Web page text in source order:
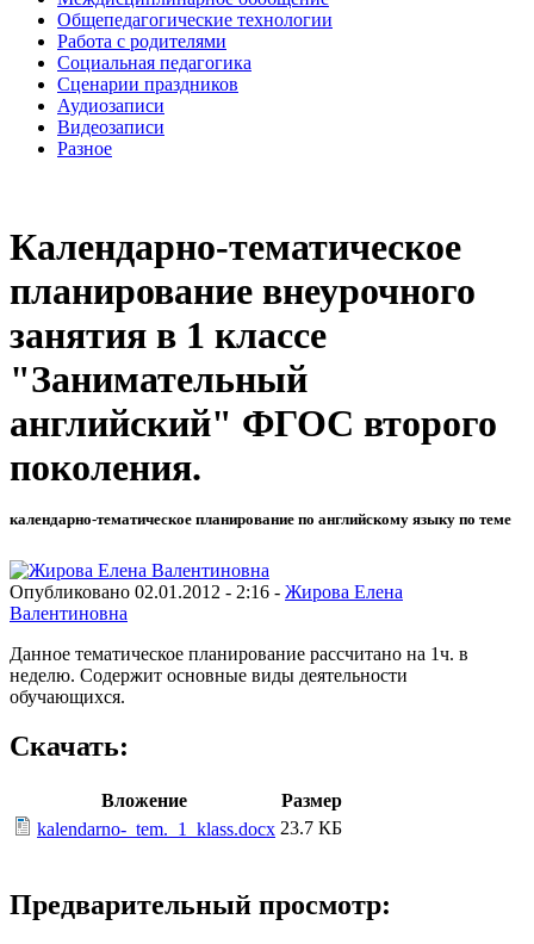
Общепедагогические технологии
Работа с родителями
Социальная педагогика
Сценарии праздников
Аудиозаписи
Видеозаписи
Разное
Календарно-тематическое
планирование внеурочного
занятия в 1 классе
"Занимательный
английский" ФГОС второго
поколения.
календарно-тематическое планирование по английскому языку по теме
Опубликовано 02.01.2012 - 2:16 - Жирова Елена
Валентиновна
Данное тематическое планирование рассчитано на 1ч. в
неделю. Содержит основные виды деятельности
обучающихся.
Скачать:
Вложение
Размер
kalendarno-_tem._1_klass.docx 23.7 КБ
Предварительный просмотр: